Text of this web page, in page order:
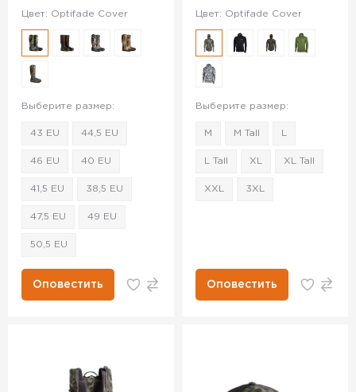
Цвет: Optifade Cover
Выберите размер:
43 EU 44,5 EU
46 EU 40 EU
41,5 EU 38,5 EU
47,5 EU 49 EU
50,5 EU
Оповестить
Цвет: Optifade Cover
Выберите размер:
M M Tall
L Tall XL XL Tall
XXL 3XL
Оповестить